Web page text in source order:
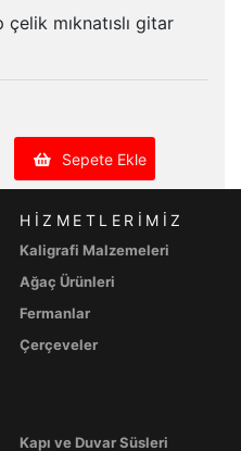
mıknatıslı gitar
Sepete Ekle
HİZMETLERİMİZ
Kaligrafi Malzemeleri
Ağaç Ürünleri
Fermanlar
Çerçeveler
Kapı ve Duvar Süsleri